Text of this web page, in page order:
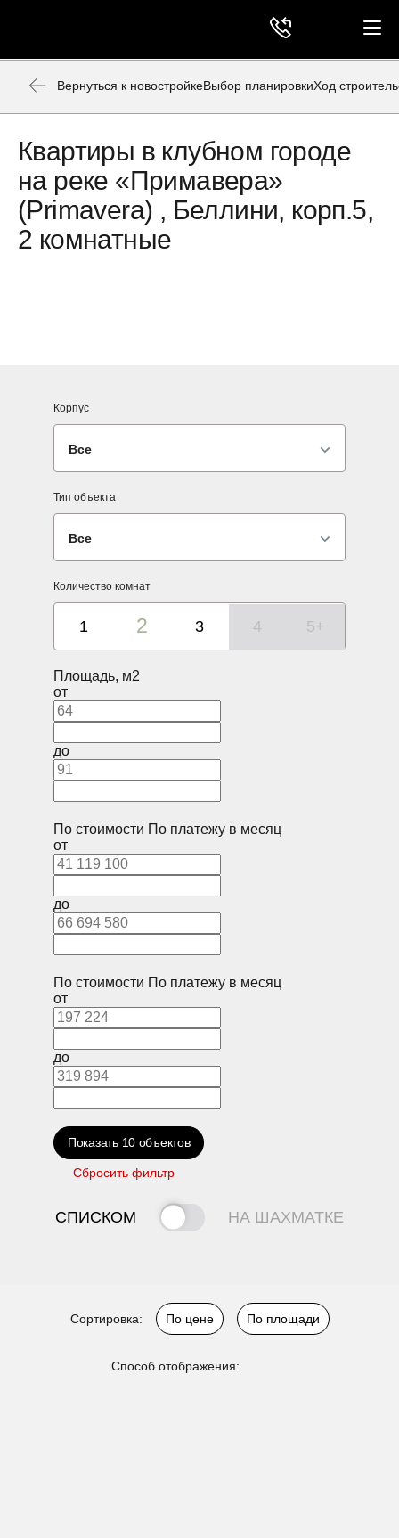
Вернуться к новостройкеВыбор планировкиХод
Квартиры в клубном городе
на реке «Примавера»
(Primavera) , Беллини, корп.5,
2 комнатные
Корпус
Все
Тип объекта
Все
Количество комнат
1 2 3 4 5+
Площадь, м2
от
до
По стоимости По платежу в месяц
от
до
По стоимости По платежу в месяц
от
до
Показать 10 объектов
Сбросить фильтр
СПИСКОМ НА ШАХМАТКЕ
Сортировка: По цене По площади
Способ отображения: